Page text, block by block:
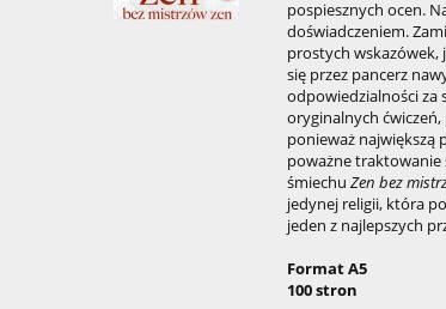
pospiesznych ocen.
doświadczeniem.
prostych wskazówek,
się przez pancerz
odpowiedzialności za
oryginalnych
ponieważ największą
poważne traktowanie
śmiechuZen bez
jedynej religii, która
jeden z najlepszych
Format A5
100 stron